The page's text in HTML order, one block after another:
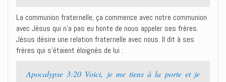
La communion fraternelle, ça commence avec notre communion
avec Jésus qui n’a pas eu honte de nous appeler ses frères.
Jésus désire une relation fraternelle avec nous. Il dit à ses
frères qui s’étaient éloignés de lui :
Apocalypse 3:20 Voici, je me tiens à la porte et je